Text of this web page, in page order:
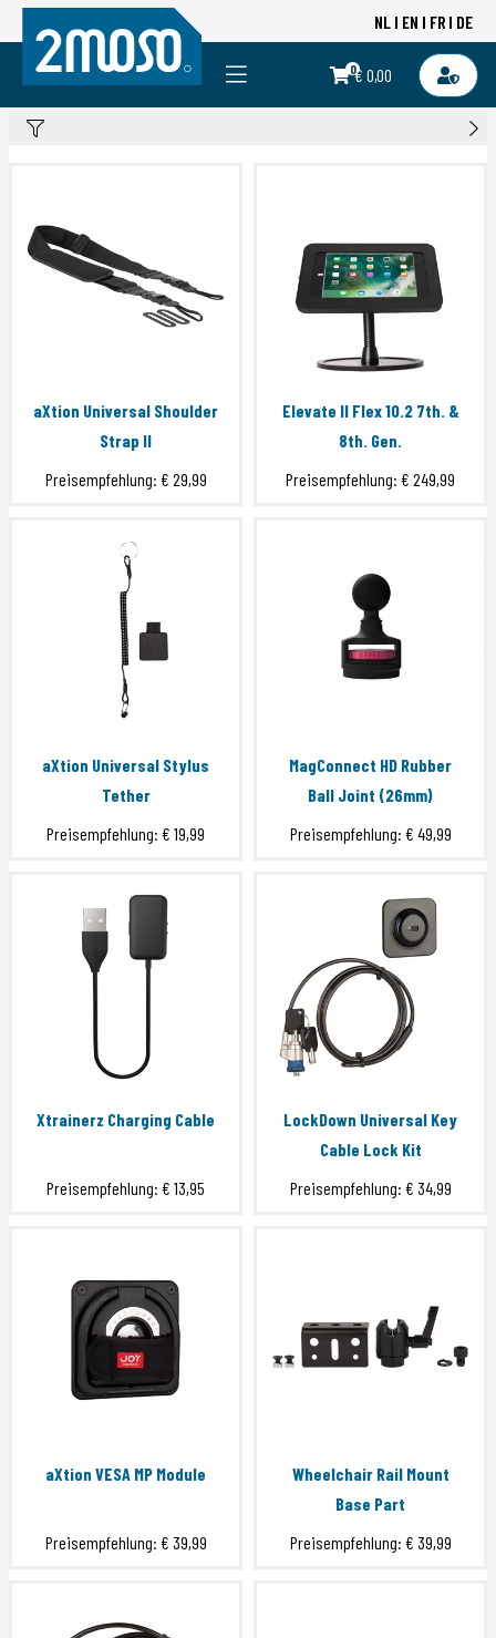
NL EN FR DE
0€ 0,00
aXtion Universal Shoulder
Strap II
Preisempfehlung: € 29,99
Elevate II Flex 10.2 7th. &
8th. Gen.
Preisempfehlung: € 249,99
aXtion Universal Stylus
Tether
Preisempfehlung: € 19,99
MagConnect HD Rubber
Ball Joint (26mm)
Preisempfehlung: € 49,99
Xtrainerz Charging Cable
Preisempfehlung: € 13,95
LockDown Universal Key
Cable Lock Kit
Preisempfehlung: € 34,99
aXtion VESA MP Module
Preisempfehlung: € 39,99
Wheelchair Rail Mount
Base Part
Preisempfehlung: € 39,99